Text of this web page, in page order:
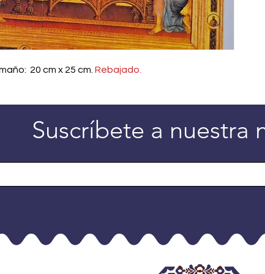
20 cm x 25 cm. Rebajado.
Suscríbete a nuestra